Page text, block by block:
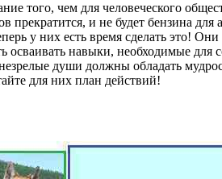
того, чем для человеческого
прекратится, и не будет бензина
у них есть время сделать это!
осваивать навыки, необходимые
души должны обладать
для них план действий!